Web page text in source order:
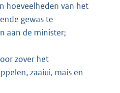
hoeveelheden van het
gewas te
aan de minister;
zover het
zaaiui, mais en